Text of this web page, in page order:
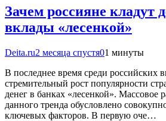
Зачем россияне кладут
вклады «лесенкой»
Deita.ru2 месяца спустя01 минуты
В последнее время среди российских
стремительный рост популярности
денег в банках «лесенкой». Массовое
данного тренда обусловлено
ключевых факторов. В первую оче…